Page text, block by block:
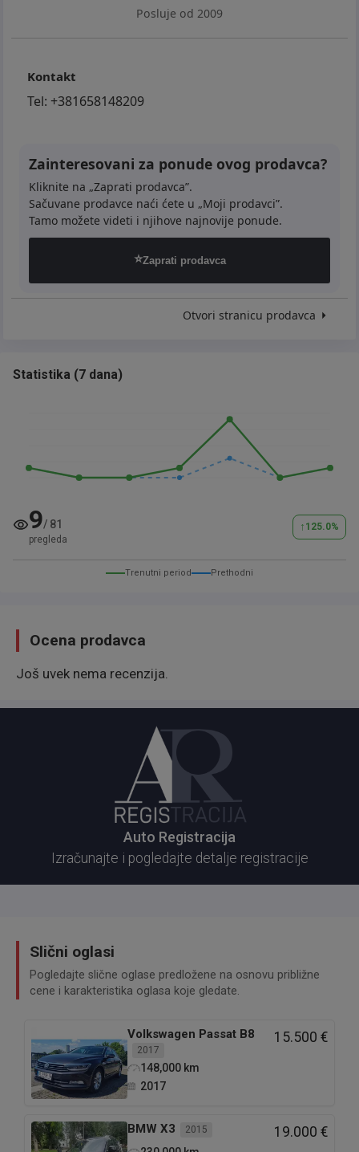
Posluje od 2009
Kontakt
Tel: +381658148209
Zainteresovani za ponude ovog prodavca?
Kliknite na „Zaprati prodavca”.
Sačuvane prodavce naći ćete u „Moji prodavci”.
Tamo možete videti i njihove najnovije ponude.
⭐Zaprati prodavca
Otvori stranicu prodavca
Statistika (7 dana)
9/ 81
pregleda
↑ 125.0%
Trenutni period Prethodni
Ocena prodavca
Još uvek nema recenzija.
Auto Registracija
Izračunajte i pogledajte detalje registracije
Slični oglasi
Pogledajte slične oglase predložene na osnovu približne
cene i karakteristika oglasa koje gledate.
Volkswagen Passat B8
2017
15.500 €
148,000 km
2017
BMW X3 2015 19.000 €